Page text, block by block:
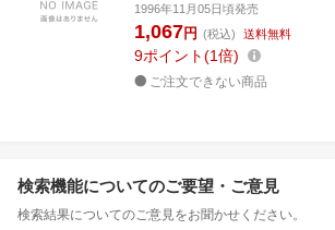
1996年11月05日頃発売
1,067円 (税込) 送料無料
9ポイント 1倍
ご注文できない商品
検索機能についてのご要望・ご意見
検索結果についてのご意見をお聞かせください。